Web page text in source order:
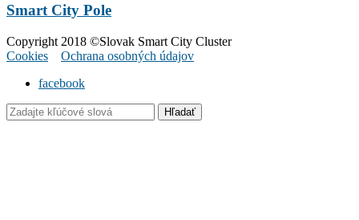
Smart City Pole
Copyright 2018 ©Slovak Smart City Cluster
Cookies
Ochrana osobných údajov
facebook